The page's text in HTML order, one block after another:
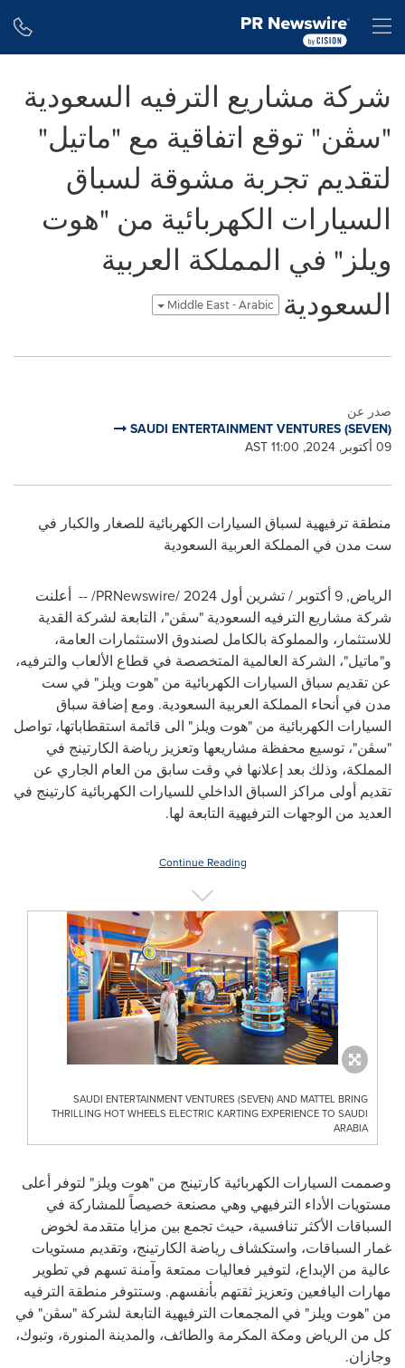
شركة مشاريع الترفيه السعودية
"سڤن" توقع اتفاقية مع "ماتيل"
لتقديم تجربة مشوقة لسباق
السيارات الكهربائية من "هوت
ويلز" في المملكة العربية
السعودية
Middle East - Arabic
صدر عن
SAUDI ENTERTAINMENT VENTURES (SEVEN)
09 أكتوبر, 2024, 11:00 AST
منطقة ترفيهية لسباق السيارات الكهربائية للصغار والكبار في
ست مدن في المملكة العربية السعودية
الرياض, 9 أكتوبر / تشرين أول 2024 /PRNewswire/ --
أعلنت
شركة مشاريع الترفيه السعودية "سڤن"، التابعة لشركة القدية
للاستثمار، والمملوكة بالكامل لصندوق الاستثمارات العامة،
و"ماتيل"، الشركة العالمية المتخصصة في قطاع الألعاب والترفيه،
عن تقديم سباق السيارات الكهربائية من "هوت ويلز" في ست
مدن في أنحاء المملكة العربية السعودية. ومع إضافة سباق
السيارات الكهربائية من "هوت ويلز" الى قائمة استقطاباتها، تواصل
"سڤن"، توسيع محفظة مشاريعها وتعزيز رياضة الكارتينج في
المملكة، وذلك بعد إعلانها في وقت سابق من العام الجاري عن
تقديم أولى مراكز السباق الداخلي للسيارات الكهربائية كارتينج في
العديد من الوجهات الترفيهية التابعة لها.
Continue Reading
SAUDI ENTERTAINMENT VENTURES (SEVEN) AND MATTEL BRING
THRILLING HOT WHEELS ELECTRIC KARTING EXPERIENCE TO SAUDI
ARABIA
وصممت السيارات الكهربائية كارتينج من "هوت ويلز" لتوفر أعلى
مستويات الأداء الترفيهي وهي مصنعة خصيصاً للمشاركة في
السباقات الأكثر تنافسية، حيث تجمع بين مزايا متقدمة لخوض
غمار السباقات، واستكشاف رياضة الكارتينج، وتقديم مستويات
عالية من الإبداع، لتوفير فعاليات ممتعة وآمنة تسهم في تطوير
مهارات اليافعين وتعزيز ثقتهم بأنفسهم. وستتوفر منطقة الترفيه
من "هوت ويلز" في المجمعات الترفيهية التابعة لشركة "سڤن" في
كل من الرياض ومكة المكرمة والطائف، والمدينة المنورة، وتبوك،
وجازان.